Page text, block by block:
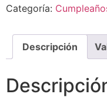
Categoría:
Descripción